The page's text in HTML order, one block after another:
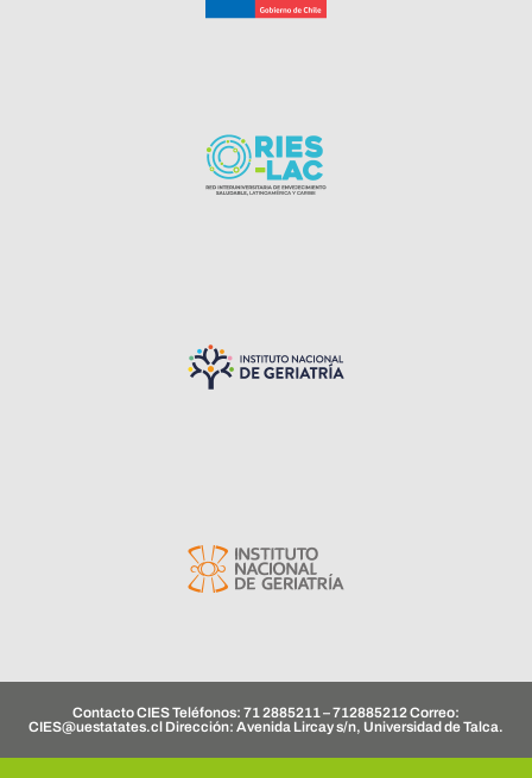
Contacto CIES Teléfonos: 71 2885211 – 712885212 Correo:
CIES@uestatates.cl Dirección: Avenida Lircay s/n, Universidad de Talca.